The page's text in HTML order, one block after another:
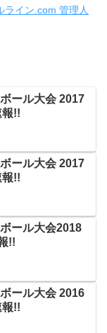
ライン.com 管理人
ール大会 2017
報!!
ール大会 2017
報!!
ール大会2018
!!
ール大会 2016
報!!